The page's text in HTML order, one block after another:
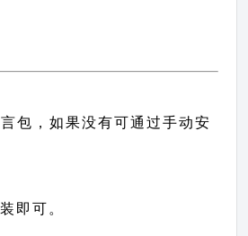
包，如果没有可通过手动安
即可。